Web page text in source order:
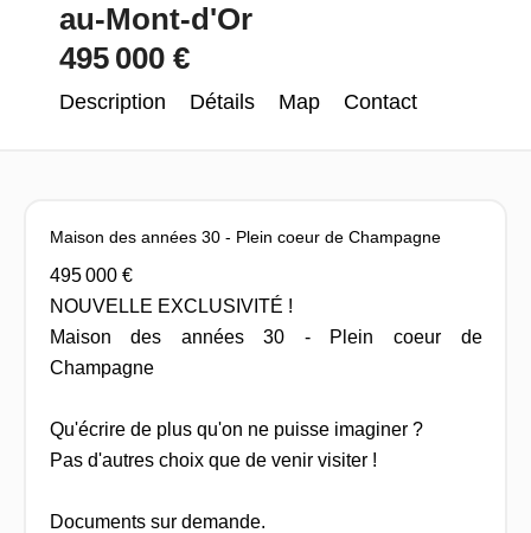
au-Mont-d'Or
495 000 €
Description Détails Map Contact
Maison des années 30 - Plein coeur de Champagne
495 000 €
NOUVELLE EXCLUSIVITÉ !
Maison des années 30 - Plein coeur de
Champagne
Qu'écrire de plus qu'on ne puisse imaginer ?
Pas d'autres choix que de venir visiter !
Documents sur demande.